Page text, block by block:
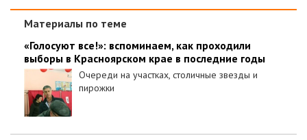
Материалы по теме
«Голосуют все!»: вспоминаем, как проходили
выборы в Красноярском крае в последние годы
Очереди на участках, столичные звезды и
пирожки